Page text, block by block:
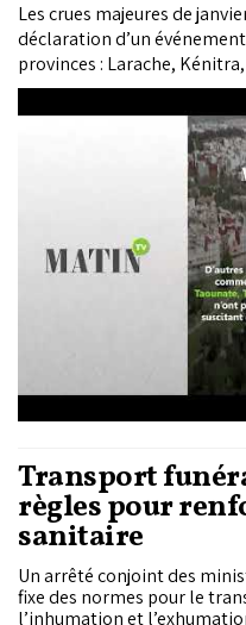
Les crues majeures de
déclaration d’un
provinces : Larache,
D’autres régions touchées,
Taza et Al-Hoceïma, n’ont
Transport
règles pour
sanitaire
Un arrêté conjoint des
fixe des normes pour le
l’inhumation et